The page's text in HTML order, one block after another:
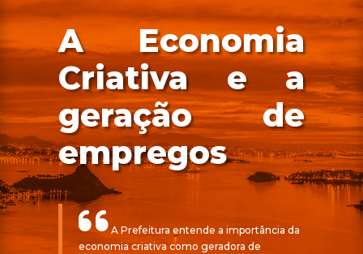
A Economia
Criativa e a
geração de
empregos
A Prefeitura entende a importância da
economia criativa como geradora de